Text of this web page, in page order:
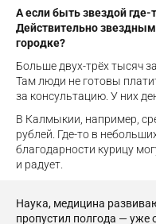
А если быть звездой
Действительно
городке?
Больше двух-трёх тысяч
Там люди не готовы
за консультацию. У них
В Калмыкии, например,
рублей. Где-то в
благодарности курицу
и радует.
Наука, медицина
пропустил полгода — уже